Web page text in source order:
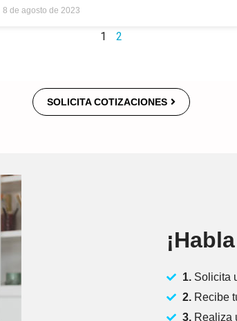
8 de agosto de 2023
1 2
SOLICITA COTIZACIONES
1. Solicita
2. Recibe
3. Realiza